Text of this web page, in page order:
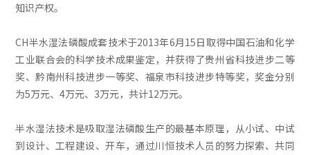
知识产权。
CH半水湿法磷酸成套技术于2013年6月15日取得中国石油和化学
工业联合会的科学技术成果鉴定，并获得了贵州省科技进步二等
奖、黔南州科技进步一等奖、福泉市科技进步特等奖，奖金分别
为5万元、4万元、3万元，共计12万元。
半水湿法技术是吸取湿法磷酸生产的最基本原理，从小试、中试
到设计、工程建设、开车，通过川恒技术人员的努力探索、共同